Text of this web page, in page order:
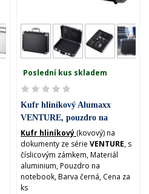
Poslední kus skladem
Kufr hliníkový Alumaxx
VENTURE, pouzdro na
notebook (45164)
Kufr hliníkový (kovový) na
dokumenty ze série VENTURE, s
číslicovým zámkem, Materiál
aluminium, Pouzdro na
notebook, Barva černá, Cena za
ks